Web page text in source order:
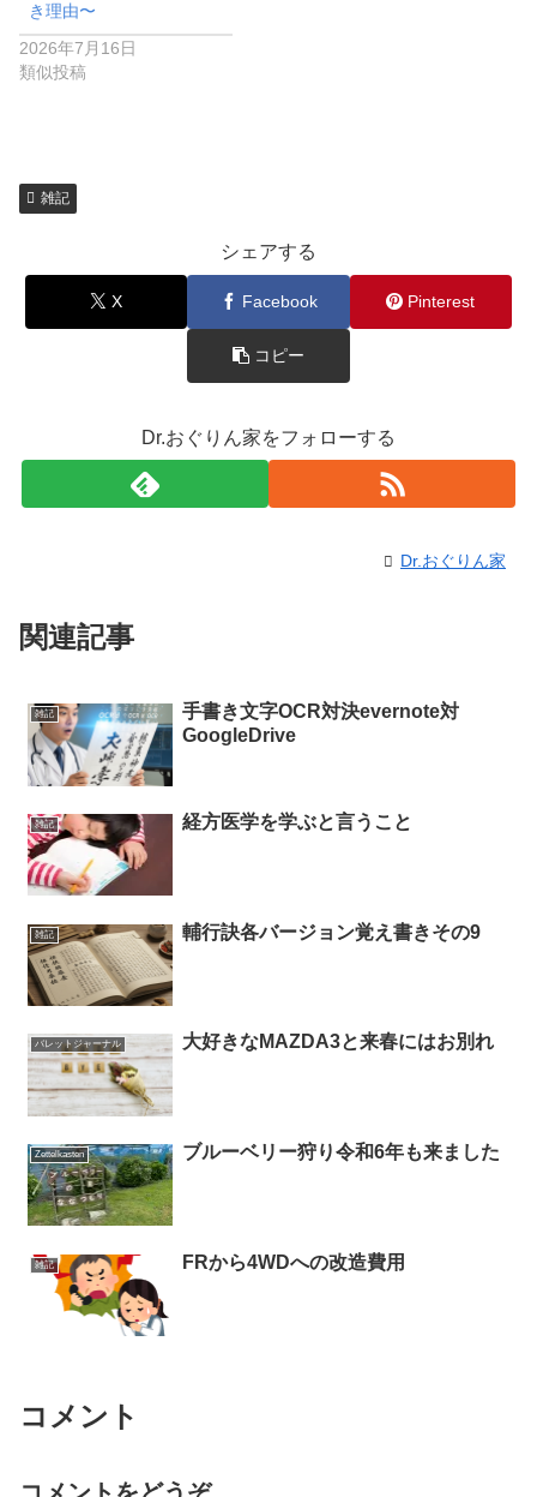
き理由〜
2026年7月16日
類似投稿
雑記
シェアする
X Facebook Pinterest
コピー
Dr.おぐりん家をフォローする
Dr.おぐりん家
関連記事
雑記
手書き文字OCR対決evernote対
GoogleDrive
雑記 経方医学を学ぶと言うこと
雑記 輔行訣各バージョン覚え書きその9
バレットジャーナル 大好きなMAZDA3と来春にはお別れ
Zettelkasten ブルーベリー狩り令和6年も来ました
雑記 FRから4WDへの改造費用
コメント